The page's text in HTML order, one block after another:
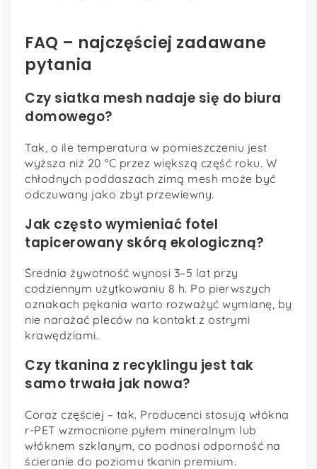
FAQ – najczęściej zadawane
pytania
Czy siatka mesh nadaje się do biura
domowego?
Tak, o ile temperatura w pomieszczeniu jest
wyższa niż 20 °C przez większą część roku. W
chłodnych poddaszach zimą mesh może być
odczuwany jako zbyt przewiewny.
Jak często wymieniać fotel
tapicerowany skórą ekologiczną?
Średnia żywotność wynosi 3–5 lat przy
codziennym użytkowaniu 8 h. Po pierwszych
oznakach pękania warto rozważyć wymianę, by
nie narażać pleców na kontakt z ostrymi
krawędziami.
Czy tkanina z recyklingu jest tak
samo trwała jak nowa?
Coraz częściej – tak. Producenci stosują włókna
r-PET wzmocnione pyłem mineralnym lub
włóknem szklanym, co podnosi odporność na
ścieranie do poziomu tkanin premium.